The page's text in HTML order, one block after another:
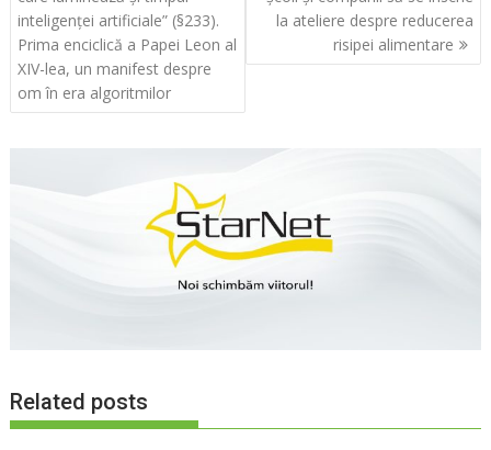
articole
inteligenței artificiale” (§233).
Prima enciclică a Papei Leon al
XIV-lea, un manifest despre
om în era algoritmilor
la ateliere despre reducerea
risipei alimentare
Related posts